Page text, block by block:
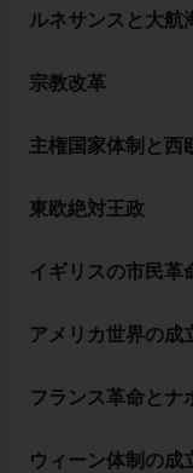
ルネサンスと大航
宗教改革
主権国家体制と西
東欧絶対王政
イギリスの市民革
アメリカ世界の成
フランス革命とナ
ウィーン体制の成